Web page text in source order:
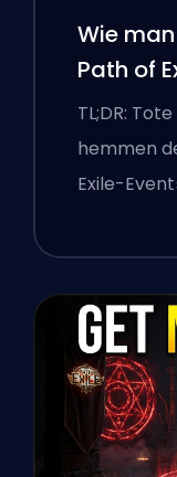
Wie
Path of
TL;DR:
hemmen
Exile-